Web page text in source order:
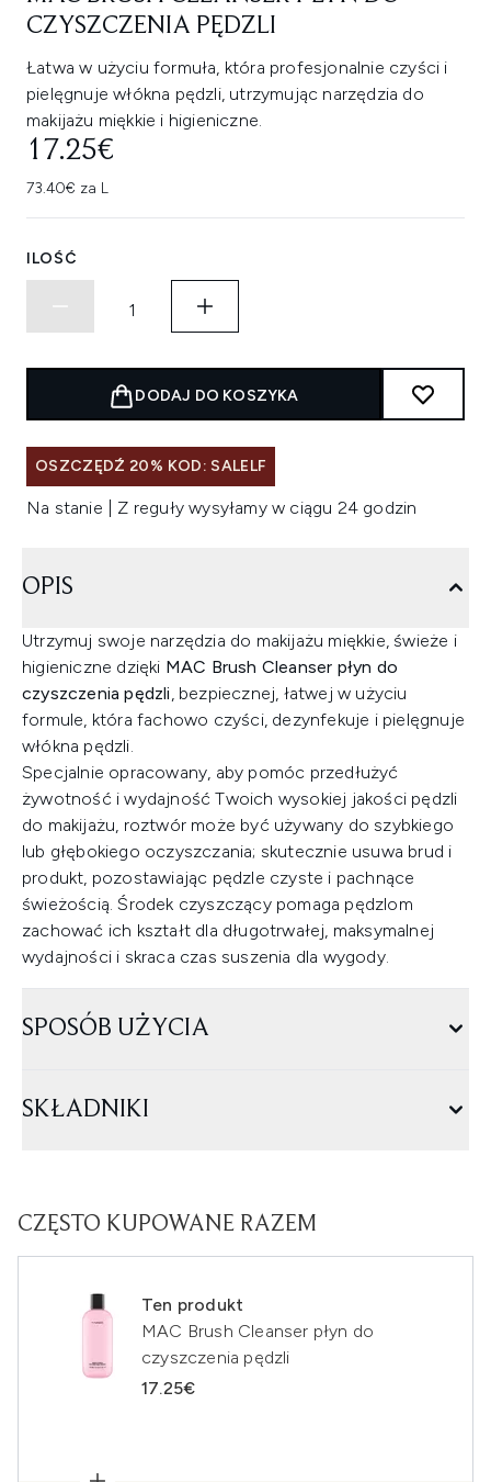
CZYSZCZENIA PĘDZLI
Łatwa w użyciu formuła, która profesjonalnie czyści i
pielęgnuje włókna pędzli, utrzymując narzędzia do
makijażu miękkie i higieniczne.
17.25€
73.40€ za L
ILOŚĆ
DODAJ DO KOSZYKA
OSZCZĘDŹ 20% KOD: SALELF
Na stanie | Z reguły wysyłamy w ciągu 24 godzin
OPIS
Utrzymuj swoje narzędzia do makijażu miękkie, świeże i
higieniczne dzięki MAC Brush Cleanser płyn do
czyszczenia pędzli, bezpiecznej, łatwej w użyciu
formule, która fachowo czyści, dezynfekuje i pielęgnuje
włókna pędzli.
Specjalnie opracowany, aby pomóc przedłużyć
żywotność i wydajność Twoich wysokiej jakości pędzli
do makijażu, roztwór może być używany do szybkiego
lub głębokiego oczyszczania; skutecznie usuwa brud i
produkt, pozostawiając pędzle czyste i pachnące
świeżością. Środek czyszczący pomaga pędzlom
zachować ich kształt dla długotrwałej, maksymalnej
wydajności i skraca czas suszenia dla wygody.
SPOSÓB UŻYCIA
SKŁADNIKI
CZĘSTO KUPOWANE RAZEM
Ten produkt
MAC Brush Cleanser płyn do
czyszczenia pędzli
17.25€